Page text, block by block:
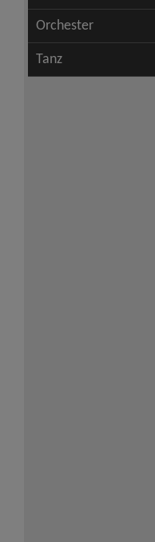
Orchester
Tanz